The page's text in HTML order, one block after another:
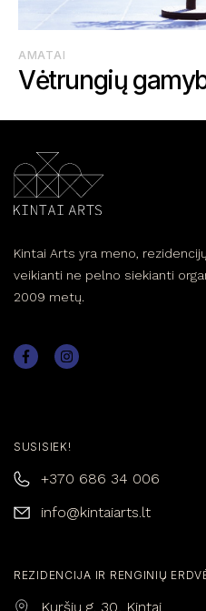
AMATAI
Vėtrungių
Kintai Arts yra meno,
veikianti ne pelno siekianti
2009 metų.
SUSISIEK!
+370 686 34 006
info@kintaiarts.lt
REZIDENCIJA IR RENGINIŲ
Kuršių g. 30, Kintai